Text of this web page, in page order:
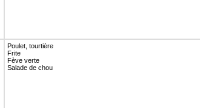
Poulet, tourtière
Frite
Fève verte
Salade de chou